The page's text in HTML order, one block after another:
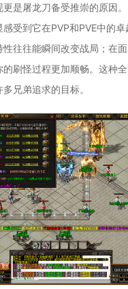
更是屠龙刀备受推崇的原因
受到它在PVP和PVE中的
往往能瞬间改变战局；在
刷怪过程更加顺畅。这种
兄弟追求的目标。